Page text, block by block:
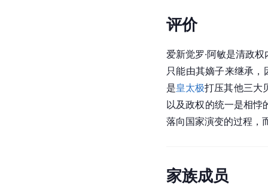
评价
爱新觉罗·阿敏是清政
只能由其嫡子来继承
是皇太极打压其他三大
以及政权的统一是相悖
落向国家演变的过程，
家族成员